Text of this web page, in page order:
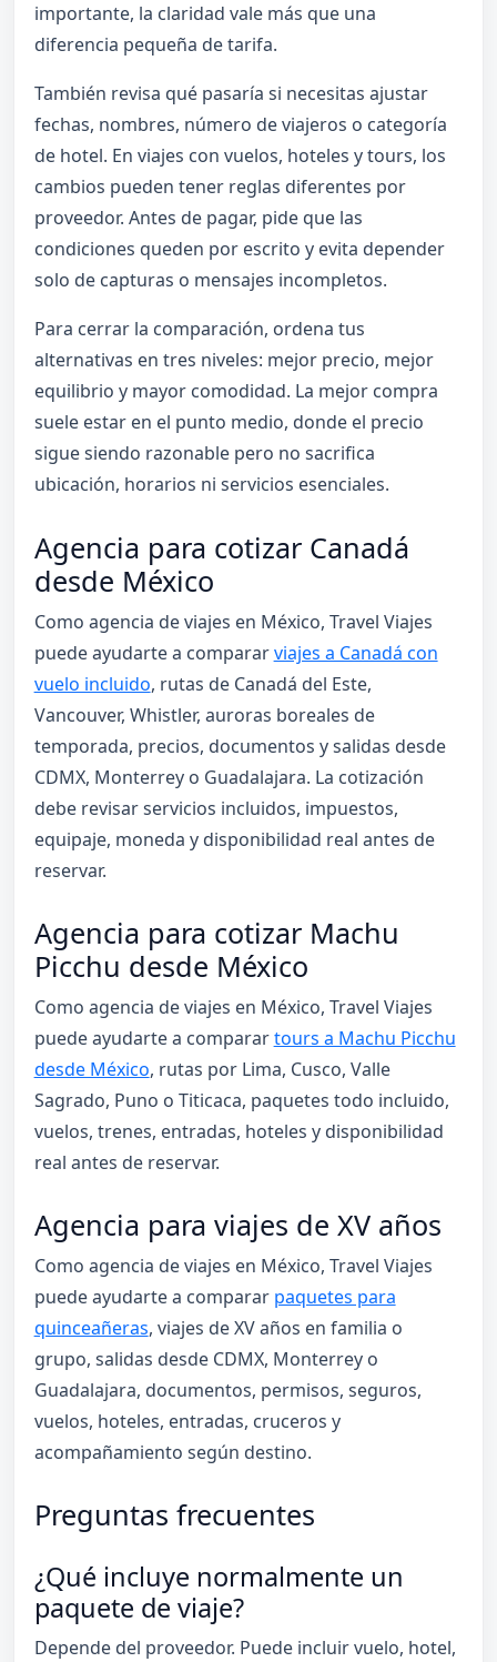
importante, la claridad vale más que una
diferencia pequeña de tarifa.
También revisa qué pasaría si necesitas ajustar
fechas, nombres, número de viajeros o categoría
de hotel. En viajes con vuelos, hoteles y tours, los
cambios pueden tener reglas diferentes por
proveedor. Antes de pagar, pide que las
condiciones queden por escrito y evita depender
solo de capturas o mensajes incompletos.
Para cerrar la comparación, ordena tus
alternativas en tres niveles: mejor precio, mejor
equilibrio y mayor comodidad. La mejor compra
suele estar en el punto medio, donde el precio
sigue siendo razonable pero no sacrifica
ubicación, horarios ni servicios esenciales.
Agencia para cotizar Canadá
desde México
Como agencia de viajes en México, Travel Viajes
puede ayudarte a compararviajes a Canadá con
vuelo incluido, rutas de Canadá del Este,
Vancouver, Whistler, auroras boreales de
temporada, precios, documentos y salidas desde
CDMX, Monterrey o Guadalajara. La cotización
debe revisar servicios incluidos, impuestos,
equipaje, moneda y disponibilidad real antes de
reservar.
Agencia para cotizar Machu
Picchu desde México
Como agencia de viajes en México, Travel Viajes
puede ayudarte a comparartours a Machu Picchu
desde México, rutas por Lima, Cusco, Valle
Sagrado, Puno o Titicaca, paquetes todo incluido,
vuelos, trenes, entradas, hoteles y disponibilidad
real antes de reservar.
Agencia para viajes de XV años
Como agencia de viajes en México, Travel Viajes
puede ayudarte a comparar paquetes para
quinceañeras, viajes de XV años en familia o
grupo, salidas desde CDMX, Monterrey o
Guadalajara, documentos, permisos, seguros,
vuelos, hoteles, entradas, cruceros y
acompañamiento según destino.
Preguntas frecuentes
¿Qué incluye normalmente un
paquete de viaje?
Depende del proveedor. Puede incluir vuelo, hotel,